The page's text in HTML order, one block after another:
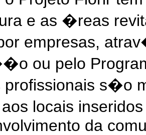
e as �reas
empresas,
ou pelo
profissionais s�o
locais
da